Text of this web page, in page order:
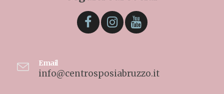
Email
info@centrosposiabruzzo.it